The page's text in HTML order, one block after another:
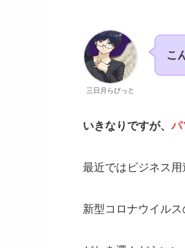
三日月らびっと
こ
いきなりですが、 パ
最近ではビジネス
新型コロナウイル